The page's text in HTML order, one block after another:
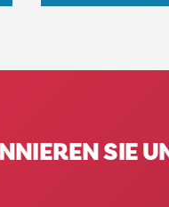
SIE